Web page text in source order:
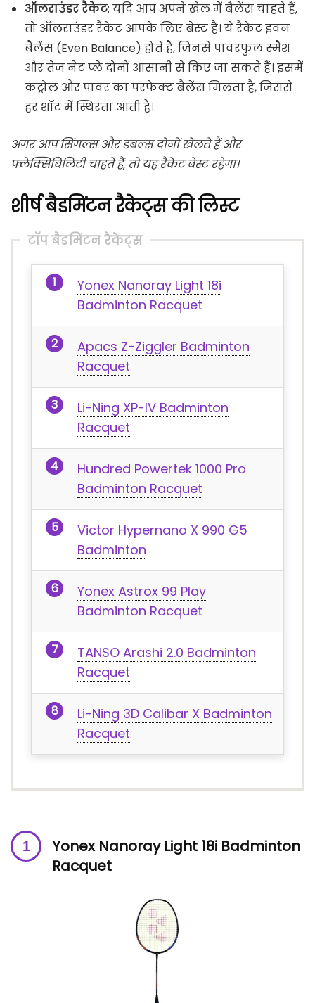
ऑलराउंडर रैकेट: यदि आप अपने खेल में बैलेंस चाहते हैं,
तो ऑलराउंडर रैकेट आपके लिए बेस्ट हैं। ये रैकेट इवन
बैलेंस (Even Balance) होते हैं, जिनसे पावरफुल स्मैश
और तेज़ नेट प्ले दोनों आसानी से किए जा सकते हैं। इसमें
कंट्रोल और पावर का परफेक्ट बैलेंस मिलता है, जिससे
हर शॉट में स्थिरता आती है।
अगर आप सिंगल्स और डबल्स दोनों खेलते हैं और
फ्लेक्सिबिलिटी चाहते हैं, तो यह रैकेट बेस्ट रहेगा।
शीर्ष बैडमिंटन रैकेट्स की लिस्ट
टॉप बैडमिंटन रैकेट्स
Yonex Nanoray Light 18i
Badminton Racquet
Apacs Z-Ziggler Badminton
Racquet
Li-Ning XP-IV Badminton
Racquet
Hundred Powertek 1000 Pro
Badminton Racquet
Victor Hypernano X 990 G5
Badminton
Yonex Astrox 99 Play
Badminton Racquet
TANSO Arashi 2.0 Badminton
Racquet
Li-Ning 3D Calibar X Badminton
Racquet
Yonex Nanoray Light 18i Badminton
Racquet